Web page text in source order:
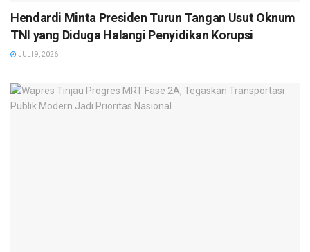
Hendardi Minta Presiden Turun Tangan Usut Oknum
TNI yang Diduga Halangi Penyidikan Korupsi
JULI 9, 2026